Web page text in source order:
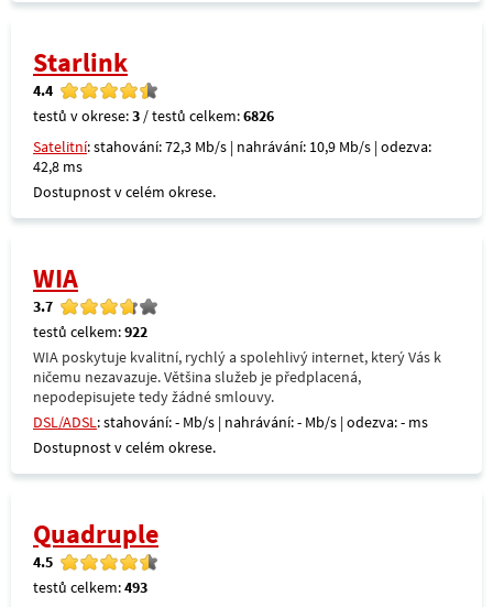
Starlink
4.4
testů v okrese:3 / testů celkem:6826
Satelitní: stahování: 72,3 Mb/s | nahrávání: 10,9 Mb/s | odezva:
42,8 ms
Dostupnost v celém okrese.
WIA
3.7
testů celkem:922
WIA poskytuje kvalitní, rychlý a spolehlivý internet, který Vás k
ničemu nezavazuje. Většina služeb je předplacená,
nepodepisujete tedy žádné smlouvy.
DSL/ADSL: stahování: - Mb/s | nahrávání: - Mb/s | odezva: - ms
Dostupnost v celém okrese.
Quadruple
4.5
testů celkem:493